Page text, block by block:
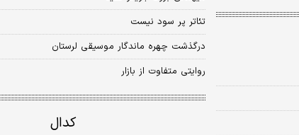
تئاتر پر سود نیست
درگذشت چهره‌ ماندگار موسیقی لرستان
روایتی متفاوت از بازار
کدال